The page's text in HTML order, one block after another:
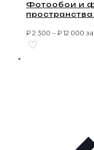
Фотообои и
пространства
₽2 300 –₽12 000